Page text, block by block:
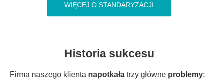
WIĘCEJ O STANDARYZACJI
Historia sukcesu
Firma naszego klienta napotkała trzy główne problemy: